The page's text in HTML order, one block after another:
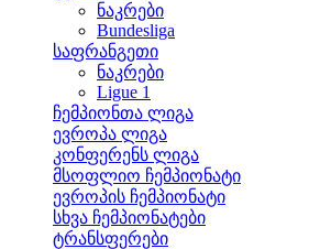
ნაკრები
Bundesliga
საფრანგეთი
ნაკრები
Ligue 1
ჩემპიონთა ლიგა
ევროპა ლიგა
კონფერენს ლიგა
მსოფლიო ჩემპიონატი
ევროპის ჩემპიონატი
სხვა ჩემპიონატები
ტრანსფერები